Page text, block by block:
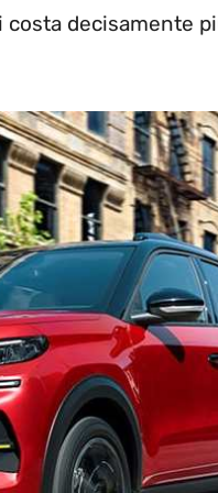
decisamente